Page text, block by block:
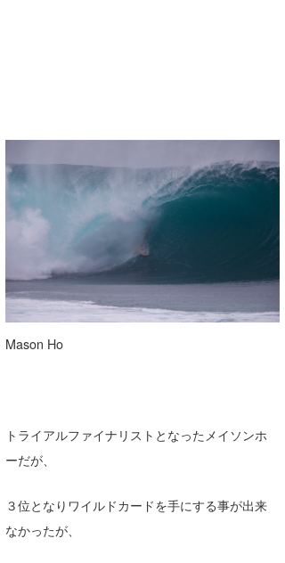
Mason Ho
トライアルファイナリストとなったメイソンホ
ーだが、
３位となりワイルドカードを手にする事が出来
なかったが、